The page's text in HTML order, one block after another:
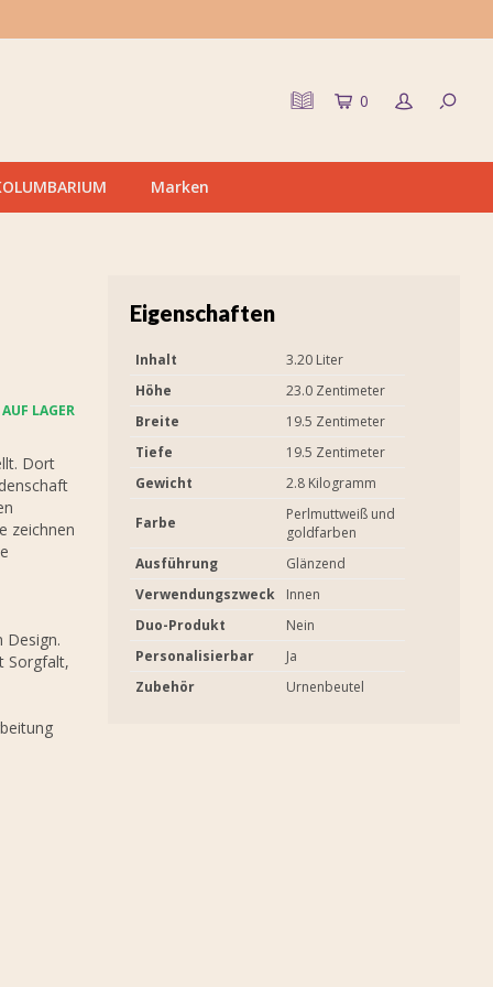
0
Marken
LAGER
Dort
zeichnen
Design.
Sorgfalt,
Eigenschaften
Inhalt
3.20 Liter
Höhe
23.0 Zentimeter
Breite
19.5 Zentimeter
Tiefe
19.5 Zentimeter
Gewicht
2.8 Kilogramm
Farbe
Perlmuttweiß und
goldfarben
Ausführung
Glänzend
Verwendungszweck
Innen
Duo-Produkt
Nein
Personalisierbar
Ja
Zubehör
Urnenbeutel